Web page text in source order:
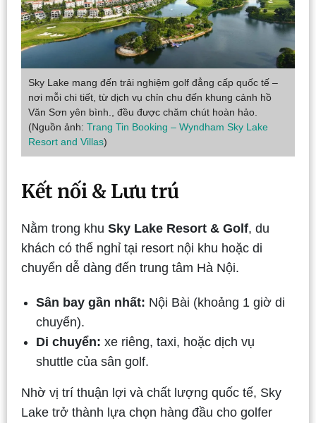
Sky Lake mang đến trải nghiệm golf đẳng cấp quốc tế –
nơi mỗi chi tiết, từ dịch vụ chỉn chu đến khung cảnh hồ
Văn Sơn yên bình., đều được chăm chút hoàn hảo.
(Nguồn ảnh: Trang Tin Booking – Wyndham Sky Lake
Resort and Villas)
Kết nối & Lưu trú
Nằm trong khu Sky Lake Resort & Golf, du
khách có thể nghỉ tại resort nội khu hoặc di
chuyển dễ dàng đến trung tâm Hà Nội.
Sân bay gần nhất: Nội Bài (khoảng 1 giờ di
chuyển).
Di chuyển: xe riêng, taxi, hoặc dịch vụ
shuttle của sân golf.
Nhờ vị trí thuận lợi và chất lượng quốc tế, Sky
Lake trở thành lựa chọn hàng đầu cho golfer